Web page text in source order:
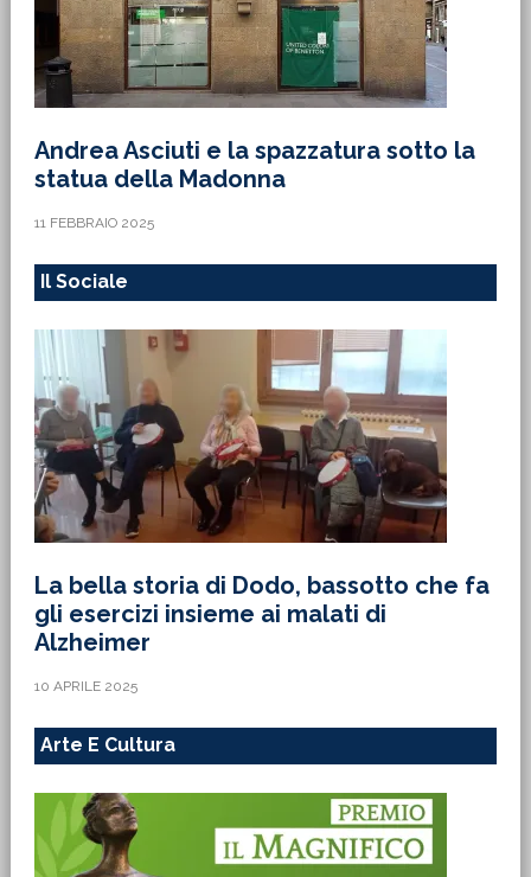
Andrea Asciuti e la spazzatura sotto la
statua della Madonna
11 FEBBRAIO 2025
Il Sociale
La bella storia di Dodo, bassotto che fa
gli esercizi insieme ai malati di
Alzheimer
10 APRILE 2025
Arte E Cultura